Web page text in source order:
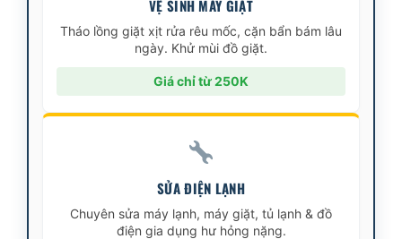
VỆ SINH MÁY GIẶT
Tháo lồng giặt xịt rửa rêu mốc, cặn bẩn bám lâu
ngày. Khử mùi đồ giặt.
Giá chỉ từ 250K
SỬA ĐIỆN LẠNH
Chuyên sửa máy lạnh, máy giặt, tủ lạnh & đồ
điện gia dụng hư hỏng nặng.